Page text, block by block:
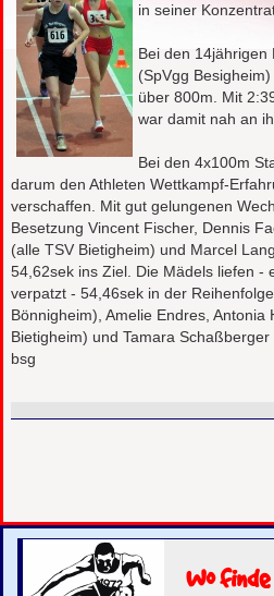
in seiner
Bei den 14jährigen
(SpVgg
über 800m. Mit
war damit nah an
Bei den 4x100m
darum den Athleten Wettkampf-
verschaffen. Mit gut gelungenen
Besetzung Vincent Fischer, Dennis
(alle TSV Bietigheim) und Marcel
54,62sek ins Ziel. Die Mädels liefen -
verpatzt - 54,46sek in der
Bönnigheim), Amelie Endres, Antonia
Bietigheim) und Tamara
bsg
Wo